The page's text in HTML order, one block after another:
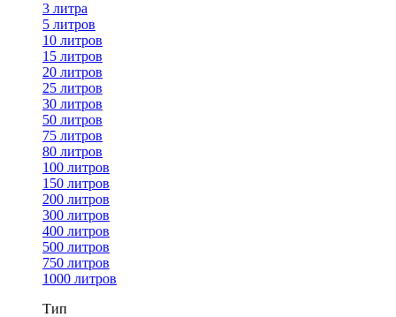
3 литра
5 литров
10 литров
15 литров
20 литров
25 литров
30 литров
50 литров
75 литров
80 литров
100 литров
150 литров
200 литров
300 литров
400 литров
500 литров
750 литров
1000 литров
Тип